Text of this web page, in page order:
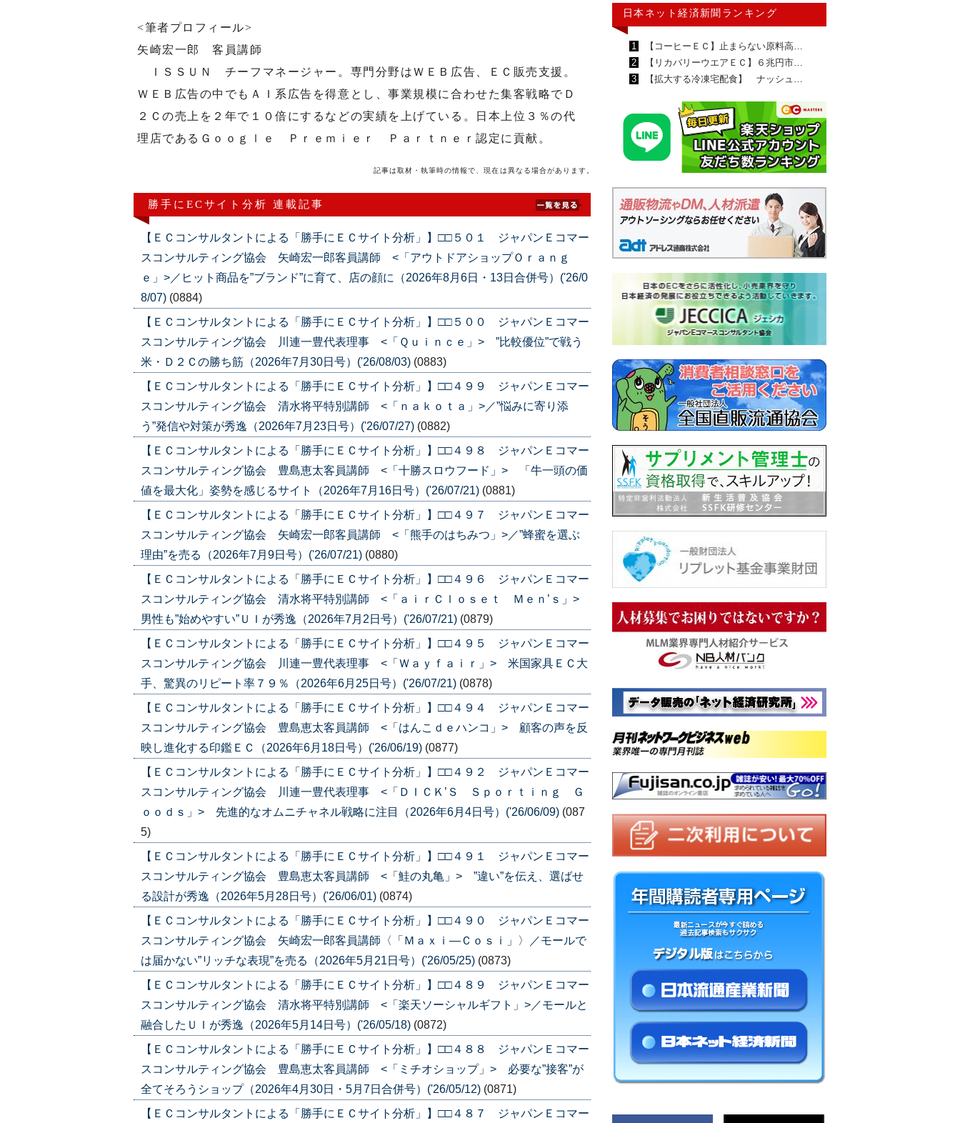
<筆者プロフィール>
矢崎宏一郎 客員講師
ＩＳＳＵＮ チーフマネージャー。専門分野はＷＥＢ広告、ＥＣ販売支援。
ＷＥＢ広告の中でもＡＩ系広告を得意とし、事業規模に合わせた集客戦略でＤ
２Ｃの売上を２年で１０倍にするなどの実績を上げている。日本上位３％の代
理店であるＧｏｏｇｌｅ Ｐｒｅｍｉｅｒ Ｐａｒｔｎｅｒ認定に貢献。
記事は取材・執筆時の情報で、現在は異なる場合があります。
勝手にECサイト分析 連載記事
【ＥＣコンサルタントによる「勝手にＥＣサイト分析」】□□５０１ ジャパンＥコマー
スコンサルティング協会 矢崎宏一郎客員講師 <「アウトドアショップＯｒａｎｇ
ｅ」>／ヒット商品を”ブランド”に育て、店の顔に（2026年8月6日・13日合併号）('26/0
8/07) (0884)
【ＥＣコンサルタントによる「勝手にＥＣサイト分析」】□□５００ ジャパンＥコマー
スコンサルティング協会 川連一豊代表理事 <「Ｑｕｉｎｃｅ」> ”比較優位”で戦う
米・Ｄ２Ｃの勝ち筋（2026年7月30日号）('26/08/03) (0883)
【ＥＣコンサルタントによる「勝手にＥＣサイト分析」】□□４９９ ジャパンＥコマー
スコンサルティング協会 清水将平特別講師 <「ｎａｋｏｔａ」>／”悩みに寄り添
う”発信や対策が秀逸（2026年7月23日号）('26/07/27) (0882)
【ＥＣコンサルタントによる「勝手にＥＣサイト分析」】□□４９８ ジャパンＥコマー
スコンサルティング協会 豊島恵太客員講師 <「十勝スロウフード」> 「牛一頭の価
値を最大化」姿勢を感じるサイト（2026年7月16日号）('26/07/21) (0881)
【ＥＣコンサルタントによる「勝手にＥＣサイト分析」】□□４９７ ジャパンＥコマー
スコンサルティング協会 矢崎宏一郎客員講師 <「熊手のはちみつ」>／”蜂蜜を選ぶ
理由”を売る（2026年7月9日号）('26/07/21) (0880)
【ＥＣコンサルタントによる「勝手にＥＣサイト分析」】□□４９６ ジャパンＥコマー
スコンサルティング協会 清水将平特別講師 <「ａｉｒＣｌｏｓｅｔ Ｍｅｎ’ｓ」>
男性も”始めやすい”ＵＩが秀逸（2026年7月2日号）('26/07/21) (0879)
【ＥＣコンサルタントによる「勝手にＥＣサイト分析」】□□４９５ ジャパンＥコマー
スコンサルティング協会 川連一豊代表理事 <「Ｗａｙｆａｉｒ」> 米国家具ＥＣ大
手、驚異のリピート率７９％（2026年6月25日号）('26/07/21) (0878)
【ＥＣコンサルタントによる「勝手にＥＣサイト分析」】□□４９４ ジャパンＥコマー
スコンサルティング協会 豊島恵太客員講師 <「はんこｄｅハンコ」> 顧客の声を反
映し進化する印鑑ＥＣ（2026年6月18日号）('26/06/19) (0877)
【ＥＣコンサルタントによる「勝手にＥＣサイト分析」】□□４９２ ジャパンＥコマー
スコンサルティング協会 川連一豊代表理事 <「ＤＩＣＫ’Ｓ Ｓｐｏｒｔｉｎｇ Ｇ
ｏｏｄｓ」> 先進的なオムニチャネル戦略に注目（2026年6月4日号）('26/06/09) (087
5)
【ＥＣコンサルタントによる「勝手にＥＣサイト分析」】□□４９１ ジャパンＥコマー
スコンサルティング協会 豊島恵太客員講師 <「鮭の丸亀」> ”違い”を伝え、選ばせ
る設計が秀逸（2026年5月28日号）('26/06/01) (0874)
【ＥＣコンサルタントによる「勝手にＥＣサイト分析」】□□４９０ ジャパンＥコマー
スコンサルティング協会 矢崎宏一郎客員講師〈「Ｍａｘｉ―Ｃｏｓｉ」〉／モールで
は届かない”リッチな表現”を売る（2026年5月21日号）('26/05/25) (0873)
【ＥＣコンサルタントによる「勝手にＥＣサイト分析」】□□４８９ ジャパンＥコマー
スコンサルティング協会 清水将平特別講師 <「楽天ソーシャルギフト」>／モールと
融合したＵＩが秀逸（2026年5月14日号）('26/05/18) (0872)
【ＥＣコンサルタントによる「勝手にＥＣサイト分析」】□□４８８ ジャパンＥコマー
スコンサルティング協会 豊島恵太客員講師 <「ミチオショップ」> 必要な”接客”が
全てそろうショップ（2026年4月30日・5月7日合併号）('26/05/12) (0871)
【ＥＣコンサルタントによる「勝手にＥＣサイト分析」】□□４８７ ジャパンＥコマー
日本ネット経済新聞ランキング
1
【コーヒーＥＣ】止まらない原料高…
2
【リカバリーウエアＥＣ】６兆円市…
3
【拡大する冷凍宅配食】 ナッシュ…